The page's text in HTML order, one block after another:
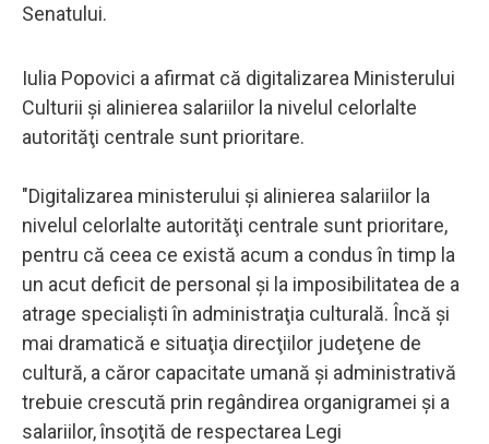
Senatului.
Iulia Popovici a afirmat că digitalizarea Ministerului
Culturii şi alinierea salariilor la nivelul celorlalte
autorităţi centrale sunt prioritare.
"Digitalizarea ministerului şi alinierea salariilor la
nivelul celorlalte autorităţi centrale sunt prioritare,
pentru că ceea ce există acum a condus în timp la
un acut deficit de personal şi la imposibilitatea de a
atrage specialişti în administraţia culturală. Încă şi
mai dramatică e situaţia direcţiilor judeţene de
cultură, a căror capacitate umană şi administrativă
trebuie crescută prin regândirea organigramei şi a
salariilor, însoţită de respectarea Legi